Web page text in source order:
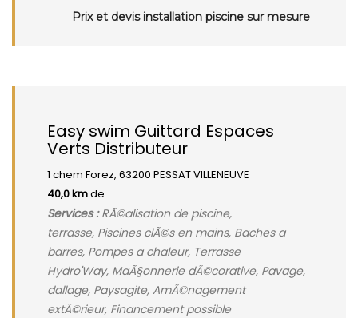
Prix et devis installation piscine sur mesure
Easy swim Guittard Espaces
Verts Distributeur
1 chem Forez, 63200 PESSAT VILLENEUVE
40,0 kmde
Services :RÃ©alisation de piscine,
terrasse, Piscines clÃ©s en mains, Baches a
barres, Pompes a chaleur, Terrasse
Hydro'Way, MaÃ§onnerie dÃ©corative, Pavage,
dallage, Paysagite, AmÃ©nagement
extÃ©rieur, Financement possible